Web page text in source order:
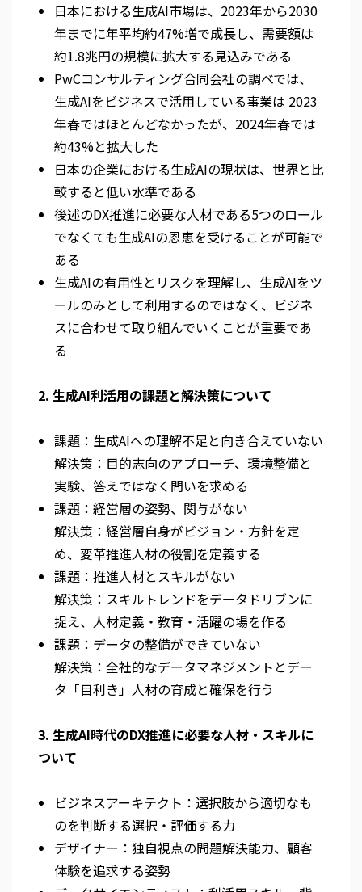
日本における生成AI市場は、2023年から2030
年までに年平均約47%増で成長し、需要額は
約1.8兆円の規模に拡大する見込みである
PwCコンサルティング合同会社の調べでは、
生成AIをビジネスで活用している事業は 2023
年春ではほとんどなかったが、2024年春では
約43%と拡大した
日本の企業における生成AIの現状は、世界と比
較すると低い水準である
後述のDX推進に必要な人材である5つのロール
でなくても生成AIの恩恵を受けることが可能で
ある
生成AIの有用性とリスクを理解し、生成AIをツ
ールのみとして利用するのではなく、ビジネ
スに合わせて取り組んでいくことが重要であ
る
2. 生成AI利活用の課題と解決策について
課題：生成AIへの理解不足と向き合えていない
解決策：目的志向のアプローチ、環境整備と
実験、答えではなく問いを求める
課題：経営層の姿勢、関与がない
解決策：経営層自身がビジョン・方針を定
め、変革推進人材の役割を定義する
課題：推進人材とスキルがない
解決策：スキルトレンドをデータドリブンに
捉え、人材定義・教育・活躍の場を作る
課題：データの整備ができていない
解決策：全社的なデータマネジメントとデー
タ「目利き」人材の育成と確保を行う
3. 生成AI時代のDX推進に必要な人材・スキルに
ついて
ビジネスアーキテクト：選択肢から適切なも
のを判断する選択・評価する力
デザイナー：独自視点の問題解決能力、顧客
体験を追求する姿勢